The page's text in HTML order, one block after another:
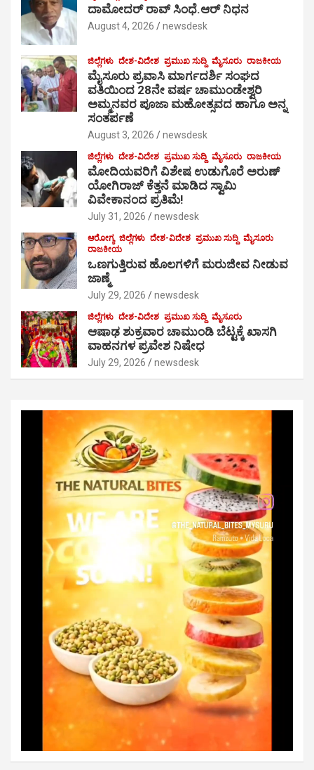
ದಾಮೋದರ್ ರಾವ್ ಸಿಂಧೆ.ಆರ್ ನಿಧನ
August 4, 2026 newsdesk
ಜಿಲ್ಲೆಗಳು ದೇಶ-ವಿದೇಶ ಪ್ರಮುಖ ಸುದ್ದಿ ಮೈಸೂರು ರಾಜಕೀಯ
ಮೈಸೂರು ಪ್ರವಾಸಿ ಮಾರ್ಗದರ್ಶಿ ಸಂಘದ
ವತಿಯಿಂದ 28ನೇ ವರ್ಷ ಚಾಮುಂಡೇಶ್ವರಿ
ಅಮ್ಮನವರ ಪೂಜಾ ಮಹೋತ್ಸವದ ಹಾಗೂ ಅನ್ನ
ಸಂತರ್ಪಣೆ
August 3, 2026 newsdesk
ಜಿಲ್ಲೆಗಳು ದೇಶ-ವಿದೇಶ ಪ್ರಮುಖ ಸುದ್ದಿ ಮೈಸೂರು ರಾಜಕೀಯ
ಮೋದಿಯವರಿಗೆ ವಿಶೇಷ ಉಡುಗೊರೆ ಅರುಣ್
ಯೋಗಿರಾಜ್ ಕೆತ್ತನೆ ಮಾಡಿದ ಸ್ವಾಮಿ
ವಿವೇಕಾನಂದ ಪ್ರತಿಮೆ!
July 31, 2026 newsdesk
ಆರೋಗ್ಯ ಜಿಲ್ಲೆಗಳು ದೇಶ-ವಿದೇಶ ಪ್ರಮುಖ ಸುದ್ದಿ ಮೈಸೂರು
ರಾಜಕೀಯ
ಒಣಗುತ್ತಿರುವ ಹೊಲಗಳಿಗೆ ಮರುಜೀವ ನೀಡುವ
ಜಾಣ್ಮೆ
July 29, 2026 newsdesk
ಜಿಲ್ಲೆಗಳು ದೇಶ-ವಿದೇಶ ಪ್ರಮುಖ ಸುದ್ದಿ ಮೈಸೂರು
ಆಷಾಢ ಶುಕ್ರವಾರ ಚಾಮುಂಡಿ ಬೆಟ್ಟಕ್ಕೆ ಖಾಸಗಿ
ವಾಹನಗಳ ಪ್ರವೇಶ ನಿಷೇಧ
July 29, 2026 newsdesk